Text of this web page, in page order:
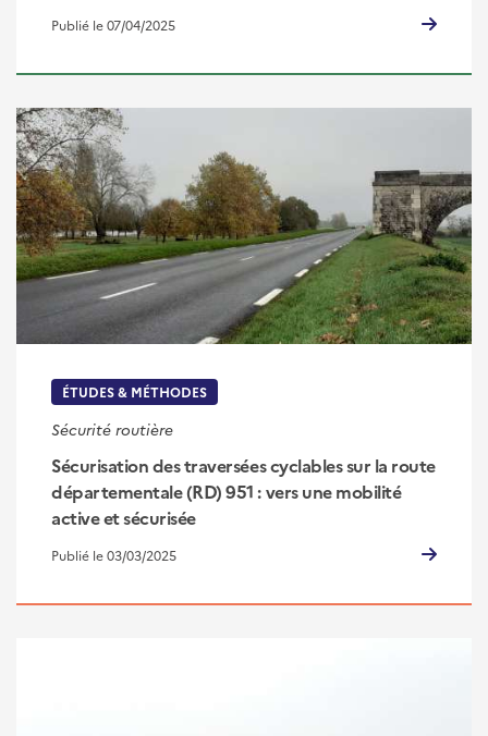
Publié le 07/04/2025
ÉTUDES & MÉTHODES
Sécurité routière
Sécurisation des traversées cyclables sur la route
départementale (RD) 951 : vers une mobilité
active et sécurisée
Publié le 03/03/2025